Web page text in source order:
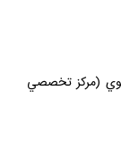
(مركز تخصصي